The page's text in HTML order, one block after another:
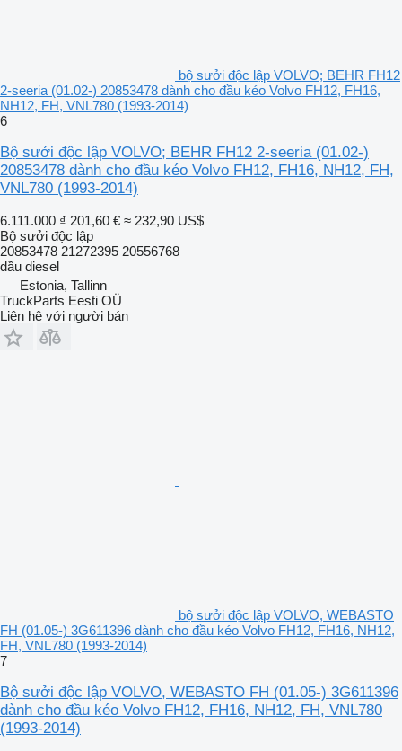
bộ sưởi độc lập VOLVO; BEHR FH12
2-seeria (01.02-) 20853478 dành cho đầu kéo Volvo FH12, FH16,
NH12, FH, VNL780 (1993-2014)
6
Bộ sưởi độc lập VOLVO; BEHR FH12 2-seeria (01.02-)
20853478 dành cho đầu kéo Volvo FH12, FH16, NH12, FH,
VNL780 (1993-2014)
6.111.000 ₫ 201,60 € ≈ 232,90 US$
Bộ sưởi độc lập
20853478 21272395 20556768
dầu diesel
Estonia, Tallinn
TruckParts Eesti OÜ
Liên hệ với người bán
bộ sưởi độc lập VOLVO, WEBASTO
FH (01.05-) 3G611396 dành cho đầu kéo Volvo FH12, FH16, NH12,
FH, VNL780 (1993-2014)
7
Bộ sưởi độc lập VOLVO, WEBASTO FH (01.05-) 3G611396
dành cho đầu kéo Volvo FH12, FH16, NH12, FH, VNL780
(1993-2014)